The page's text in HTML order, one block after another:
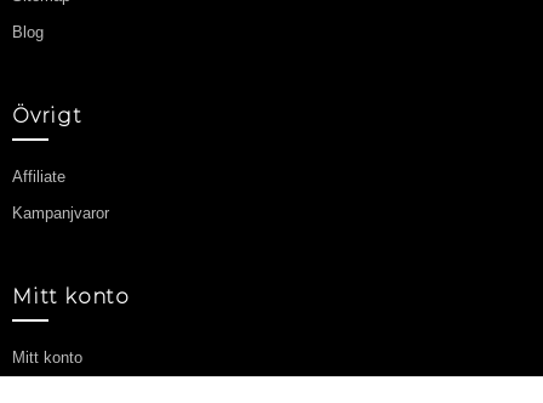
Blog
Övrigt
Affiliate
Kampanjvaror
Mitt konto
Mitt konto